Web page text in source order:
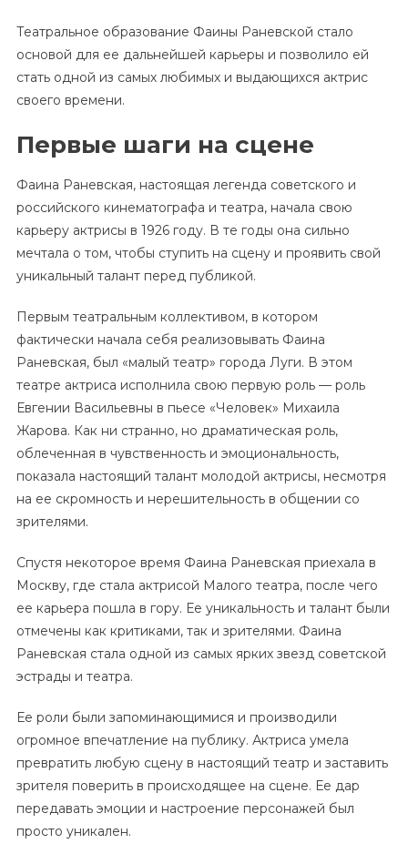
Театральное образование Фаины Раневской стало
основой для ее дальнейшей карьеры и позволило ей
стать одной из самых любимых и выдающихся актрис
своего времени.
Первые шаги на сцене
Фаина Раневская, настоящая легенда советского и
российского кинематографа и театра, начала свою
карьеру актрисы в 1926 году. В те годы она сильно
мечтала о том, чтобы ступить на сцену и проявить свой
уникальный талант перед публикой.
Первым театральным коллективом, в котором
фактически начала себя реализовывать Фаина
Раневская, был «малый театр» города Луги. В этом
театре актриса исполнила свою первую роль — роль
Евгении Васильевны в пьесе «Человек» Михаила
Жарова. Как ни странно, но драматическая роль,
облеченная в чувственность и эмоциональность,
показала настоящий талант молодой актрисы, несмотря
на ее скромность и нерешительность в общении со
зрителями.
Спустя некоторое время Фаина Раневская приехала в
Москву, где стала актрисой Малого театра, после чего
ее карьера пошла в гору. Ее уникальность и талант были
отмечены как критиками, так и зрителями. Фаина
Раневская стала одной из самых ярких звезд советской
эстрады и театра.
Ее роли были запоминающимися и производили
огромное впечатление на публику. Актриса умела
превратить любую сцену в настоящий театр и заставить
зрителя поверить в происходящее на сцене. Ее дар
передавать эмоции и настроение персонажей был
просто уникален.